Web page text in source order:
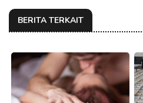
BERITA TERKAIT